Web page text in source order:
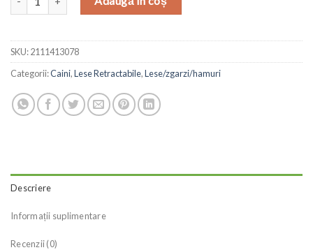
SKU:2111413078
Categorii:Caini,Lese Retractabile,Lese/zgarzi/hamuri
Descriere
Informații suplimentare
Recenzii (0)